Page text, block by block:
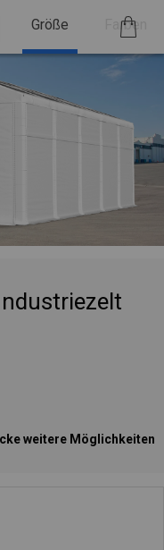
Größe Farben
weitere Möglichkeiten